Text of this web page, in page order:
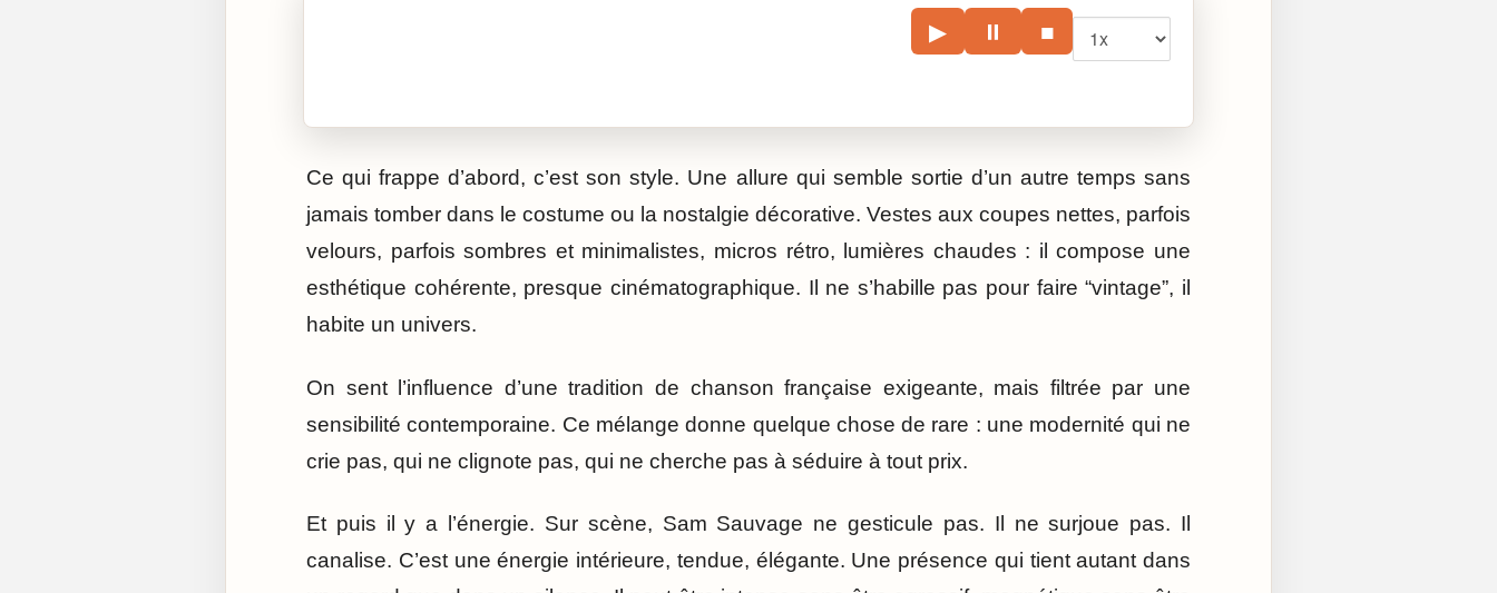
▶ ⏸ ■
Ce qui frappe d’abord, c’est son style. Une allure qui semble sortie d’un autre temps sans
jamais tomber dans le costume ou la nostalgie décorative. Vestes aux coupes nettes, parfois
velours, parfois sombres et minimalistes, micros rétro, lumières chaudes : il compose une
esthétique cohérente, presque cinématographique. Il ne s’habille pas pour faire “vintage”, il
habite un univers.
On sent l’influence d’une tradition de chanson française exigeante, mais filtrée par une
sensibilité contemporaine. Ce mélange donne quelque chose de rare : une modernité qui ne
crie pas, qui ne clignote pas, qui ne cherche pas à séduire à tout prix.
Et puis il y a l’énergie. Sur scène, Sam Sauvage ne gesticule pas. Il ne surjoue pas. Il
canalise. C’est une énergie intérieure, tendue, élégante. Une présence qui tient autant dans